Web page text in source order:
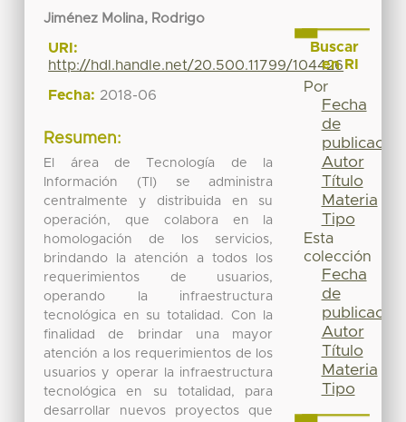
Jiménez Molina, Rodrigo
URI:
http://hdl.handle.net/20.500.11799/104426
Fecha: 2018-06
Resumen:
El área de Tecnología de la
Información (TI) se administra
centralmente y distribuida en su
operación, que colabora en la
homologación de los servicios,
brindando la atención a todos los
requerimientos de usuarios,
operando la infraestructura
tecnológica en su totalidad. Con la
finalidad de brindar una mayor
atención a los requerimientos de los
usuarios y operar la infraestructura
tecnológica en su totalidad, para
desarrollar nuevos proyectos que
Buscar
en RI
Por
Fecha
de
publicación
Autor
Título
Materia
Tipo
Esta
colección
Fecha
de
publicación
Autor
Título
Materia
Tipo